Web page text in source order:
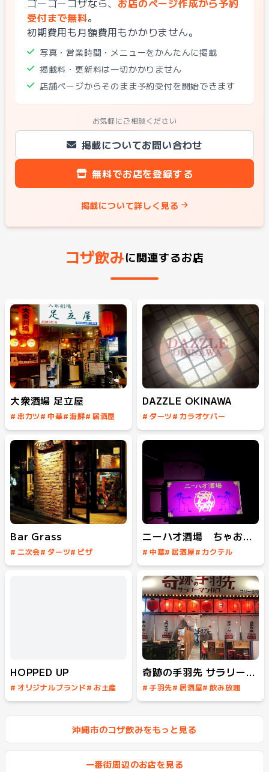
ゴーゴーコザなら、 お店のページ作成から予約
受付まで無料。
初期費用も月額費用もかかりません。
写真・営業時間・メニューをかんたんに掲載
掲載料・更新料は一切かかりません
店舗ページからそのまま予約受付を開始できます
お気軽にご相談ください
掲載についてお問い合わせ
無料でお店を登録する
掲載について詳しく見る
コザ飲みに関連するお店
大衆酒場 足立屋
# 串カツ# 中華# 海鮮# 居酒屋
#センベロ
DAZZLE OKINAWA
# ダーツ# カラオケバー
#ミュージックバー#カクテル
#
Bar Grass
# 二次会# ダーツ# ピザ
#カクテル#飲み放題
ニーハオ酒場 ちゃおちゃお
# 中華# 居酒屋# カクテル
#飲み放題#女子会
HOPPED UP
# オリジナルブランド# お土産
#クラフトビール#イベント
#ミュージックバー
奇跡の手羽先 サラリーマン横丁
# 手羽先# 居酒屋# 飲み放題
沖縄市のコザ飲みをもっと見る
一番街周辺のお店を見る